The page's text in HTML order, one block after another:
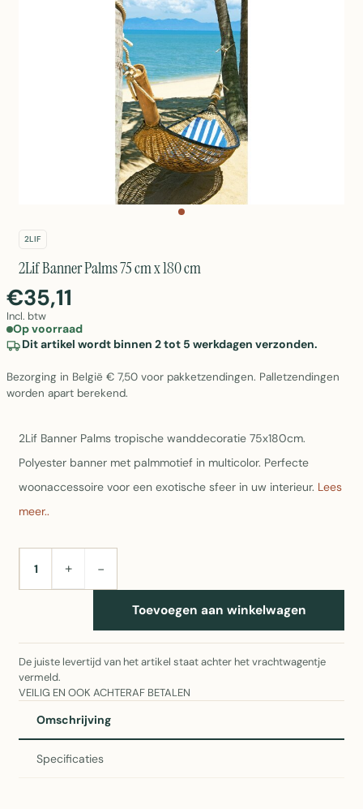
2LIF
2Lif Banner Palms 75 cm x 180 cm
€35,11
Incl. btw
Op voorraad
Dit artikel wordt binnen 2 tot 5 werkdagen verzonden.
Bezorging in België € 7,50 voor pakketzendingen. Palletzendingen
worden apart berekend.
2Lif Banner Palms tropische wanddecoratie 75x180cm.
Polyester banner met palmmotief in multicolor. Perfecte
woonaccessoire voor een exotische sfeer in uw interieur. Lees
meer..
AANTAL+ −
Toevoegen aan winkelwagen
De juiste levertijd van het artikel staat achter het vrachtwagentje
vermeld.
VEILIG EN OOK ACHTERAF BETALEN
Omschrijving
Specificaties